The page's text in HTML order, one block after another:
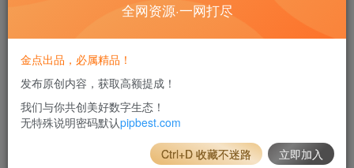
全网资源·一网打尽
金点出品，必属精品！
发布原创内容，获取高额提成！
我们与你共创美好数字生态！
无特殊说明密码默认pipbest.com
Ctrl+D 收藏不迷路 立即加入